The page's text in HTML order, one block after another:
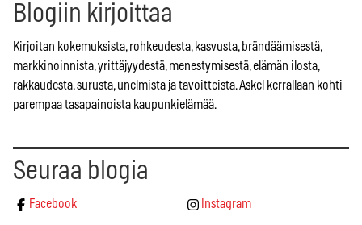
Blogiin kirjoittaa
Kirjoitan kokemuksista, rohkeudesta, kasvusta, brändäämisestä,
markkinoinnista, yrittäjyydestä, menestymisestä, elämän ilosta,
rakkaudesta, surusta, unelmista ja tavoitteista. Askel kerrallaan kohti
parempaa tasapainoista kaupunkielämää.
Seuraa blogia
Facebook Instagram